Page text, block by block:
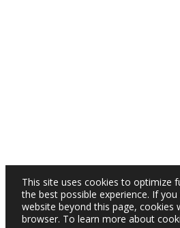
This site uses cookies to optimize
the best possible experience. If
website beyond this page, cookies
browser. To learn more about